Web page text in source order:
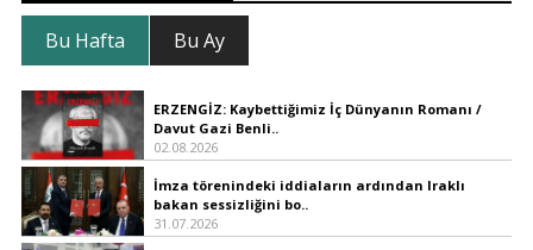
Bu Hafta Bu Ay
ERZENGİZ: Kaybettiğimiz İç Dünyanın Romanı /
Davut Gazi Benli..
02.08.2026
İmza törenindeki iddiaların ardından Iraklı
bakan sessizliğini bo..
31.07.2026